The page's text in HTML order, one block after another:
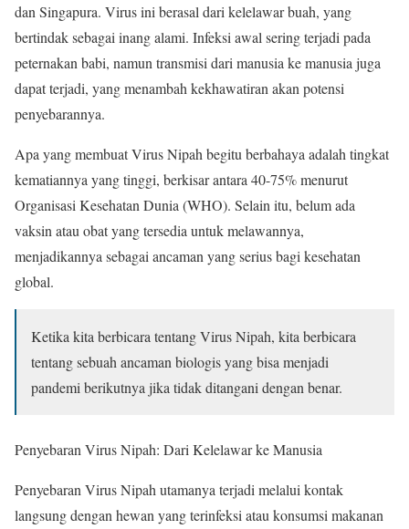
dan Singapura. Virus ini berasal dari kelelawar buah, yang
bertindak sebagai inang alami. Infeksi awal sering terjadi pada
peternakan babi, namun transmisi dari manusia ke manusia juga
dapat terjadi, yang menambah kekhawatiran akan potensi
penyebarannya.
Apa yang membuat Virus Nipah begitu berbahaya adalah tingkat
kematiannya yang tinggi, berkisar antara 40-75% menurut
Organisasi Kesehatan Dunia (WHO). Selain itu, belum ada
vaksin atau obat yang tersedia untuk melawannya,
menjadikannya sebagai ancaman yang serius bagi kesehatan
global.
Ketika kita berbicara tentang Virus Nipah, kita berbicara
tentang sebuah ancaman biologis yang bisa menjadi
pandemi berikutnya jika tidak ditangani dengan benar.
Penyebaran Virus Nipah: Dari Kelelawar ke Manusia
Penyebaran Virus Nipah utamanya terjadi melalui kontak
langsung dengan hewan yang terinfeksi atau konsumsi makanan